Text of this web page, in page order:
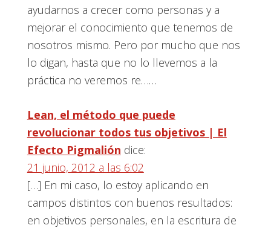
ayudarnos a crecer como personas y a
mejorar el conocimiento que tenemos de
nosotros mismo. Pero por mucho que nos
lo digan, hasta que no lo llevemos a la
práctica no veremos re……
Lean, el método que puede
revolucionar todos tus objetivos | El
Efecto Pigmalión dice:
21 junio, 2012 a las 6:02
[…] En mi caso, lo estoy aplicando en
campos distintos con buenos resultados:
en objetivos personales, en la escritura de